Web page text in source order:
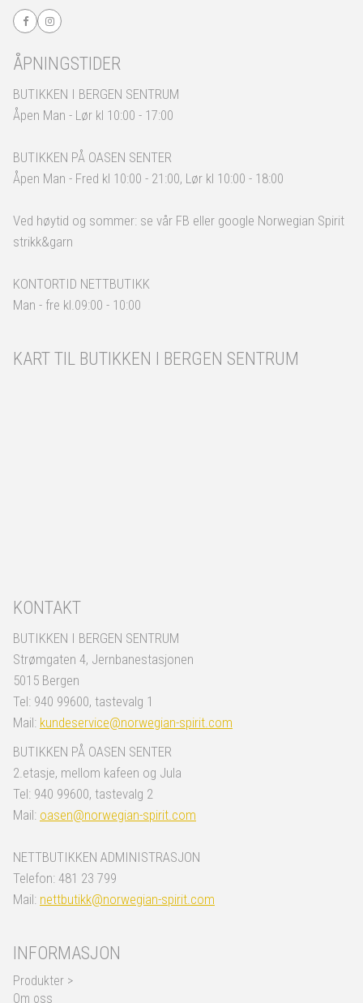
ÅPNINGSTIDER
BUTIKKEN I BERGEN SENTRUM
Åpen Man - Lør kl 10:00 - 17:00
BUTIKKEN PÅ OASEN SENTER
Åpen Man - Fred kl 10:00 - 21:00, Lør kl 10:00 - 18:00
Ved høytid og sommer: se vår FB eller google Norwegian Spirit
strikk&garn
KONTORTID NETTBUTIKK
Man - fre kl.09:00 - 10:00
KART TIL BUTIKKEN I BERGEN SENTRUM
KONTAKT
BUTIKKEN I BERGEN SENTRUM
Strømgaten 4, Jernbanestasjonen
5015 Bergen
Tel: 940 99600, tastevalg 1
Mail: kundeservice@norwegian-spirit.com
BUTIKKEN PÅ OASEN SENTER
2.etasje, mellom kafeen og Jula
Tel: 940 99600, tastevalg 2
Mail: oasen@norwegian-spirit.com
NETTBUTIKKEN ADMINISTRASJON
Telefon: 481 23 799
Mail: nettbutikk@norwegian-spirit.com
INFORMASJON
Produkter >
Om oss